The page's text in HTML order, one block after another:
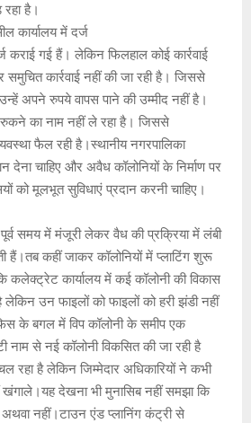
है।
कार्यालय में दर्ज
कराई गई हैं। लेकिन फिलहाल कोई कार्रवाई
कार्रवाई नहीं की जा रही है। जिससे
अपने रुपये वापस पाने की उम्मीद नहीं है।
रुकने का नाम नहीं ले रहा है। जिससे
फैल रही है।स्थानीय नगरपालिका
देना चाहिए और अवैध कॉलोनियों के निर्माण पर
को मूलभूत सुविधाएं प्रदान करनी चाहिए।
समय में मंजूरी लेकर वैध की प्रक्रिया में लंबी
हैं।तब कहीं जाकर कॉलोनियों में प्लाटिंग शुरू
कि कलेक्ट्रेट कार्यालय में कई कॉलोनी की विकास
उन फाइलों को फाइलों को हरी झंडी नहीं
के बगल में विप कॉलोनी के समीप एक
नाम से नई कॉलोनी विकसित की जा रही है
रहा है लेकिन जिम्मेदार अधिकारियों ने कभी
देखना भी मुनासिब नहीं समझा कि
नहीं।टाउन एंड प्लानिंग कंट्री से